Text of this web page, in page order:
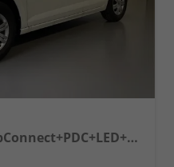
1.0 MPI Sitzheizung+AppConnect+PDC+LED+Touch+Lichtsensor+MultiLenkrad